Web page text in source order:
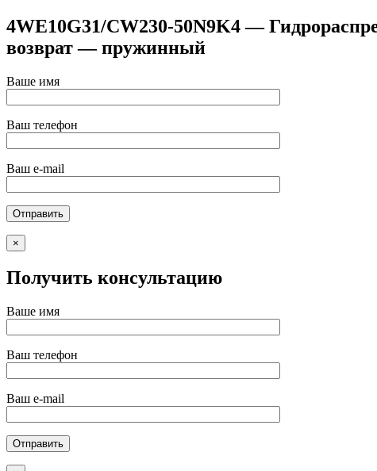
4WE10G31/CW230-50N9K4 —
возврат — пружинный
Ваше имя
Ваш телефон
Ваш e-mail
×
Получить консультацию
Ваше имя
Ваш телефон
Ваш e-mail